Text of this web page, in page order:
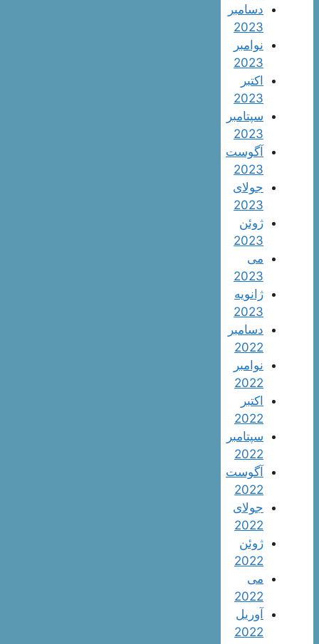
دسامبر
2023
نوامبر
2023
اکتبر
2023
سپتامبر
2023
آگوست
2023
جولای
2023
ژوئن
2023
می
2023
ژانویه
2023
دسامبر
2022
نوامبر
2022
اکتبر
2022
سپتامبر
2022
آگوست
2022
جولای
2022
ژوئن
2022
می
2022
آوریل
2022